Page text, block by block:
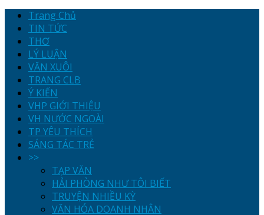
Trang Chủ
TIN TỨC
THƠ
LÝ LUẬN
VĂN XUÔI
TRANG CLB
Ý KIẾN
VHP GIỚI THIỆU
VH NƯỚC NGOÀI
TP YÊU THÍCH
SÁNG TÁC TRẺ
>>
TẠP VĂN
HẢI PHÒNG NHƯ TÔI BIẾT
TRUYỆN NHIỀU KỲ
VĂN HÓA DOANH NHÂN